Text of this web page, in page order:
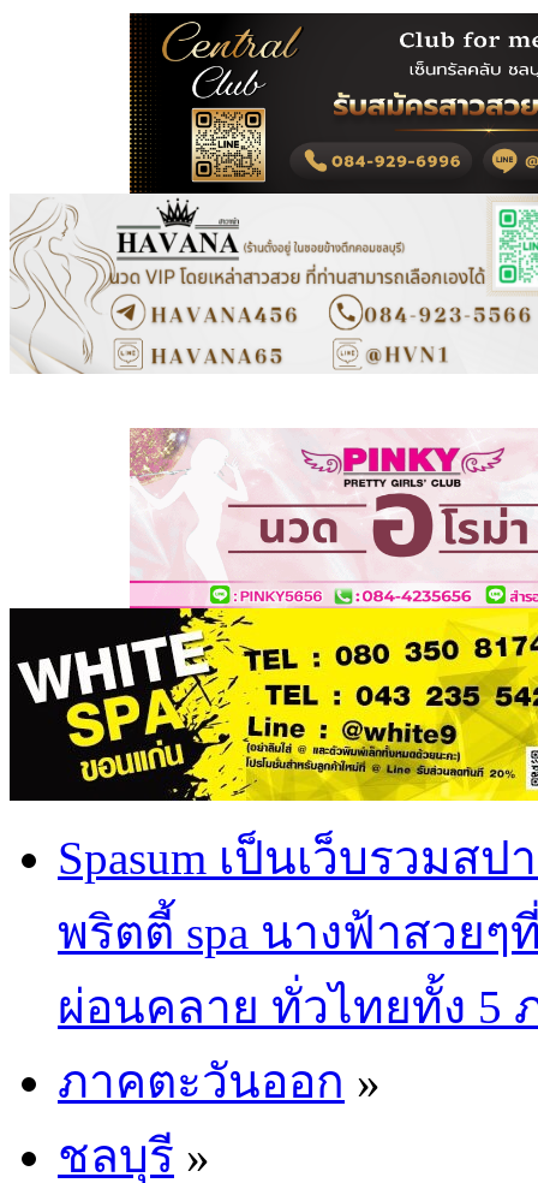
Spasum เป็นเว็บรวม
พริตตี้ spa นางฟ้าสวย
ผ่อนคลาย ทั่วไทยทั้ง 5
ภาคตะวันออก »
ชลบุรี »